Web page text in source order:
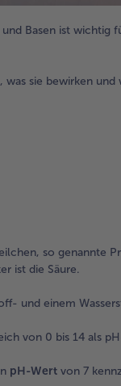
Basen ist wichtig
sie bewirken
so genannte
ist die Säure.
und einem
von 0 bis 14 als
pH-Wert von 7